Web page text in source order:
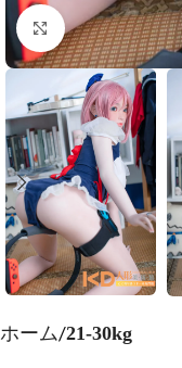
Click to enlarge
ホーム 21-30kg